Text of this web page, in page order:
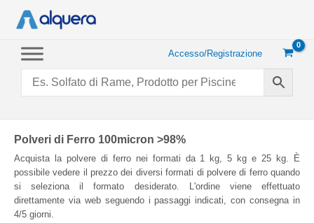
Accesso/Registrazione
Polveri di Ferro 100micron >98%
Acquista la polvere di ferro nei formati da 1 kg, 5 kg e 25 kg. È
possibile vedere il prezzo dei diversi formati di polvere di ferro quando
si seleziona il formato desiderato. L'ordine viene effettuato
direttamente via web seguendo i passaggi indicati, con consegna in
4/5 giorni.